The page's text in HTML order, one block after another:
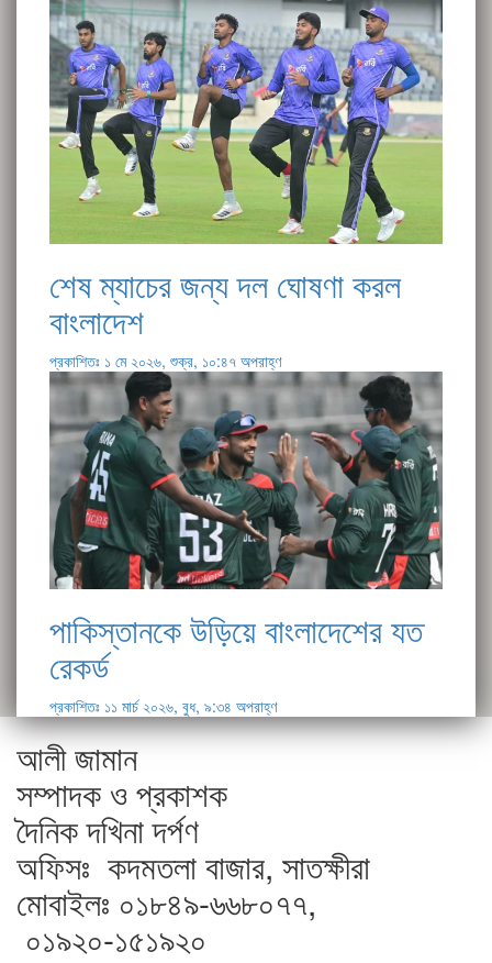
শেষ ম্যাচের জন্য দল ঘোষণা করল
বাংলাদেশ
প্রকাশিতঃ ১ মে ২০২৬, শুক্র, ১০:৪৭ অপরাহ্ণ
পাকিস্তানকে উড়িয়ে বাংলাদেশের যত
রেকর্ড
প্রকাশিতঃ ১১ মার্চ ২০২৬, বুধ, ৯:৩৪ অপরাহ্ণ
আলী জামান
সম্পাদক ও প্রকাশক
দৈনিক দখিনা দর্পণ
অফিসঃ কদমতলা বাজার, সাতক্ষীরা
মোবাইলঃ ০১৮৪৯-৬৬৮০৭৭,
০১৯২০-১৫১৯২০